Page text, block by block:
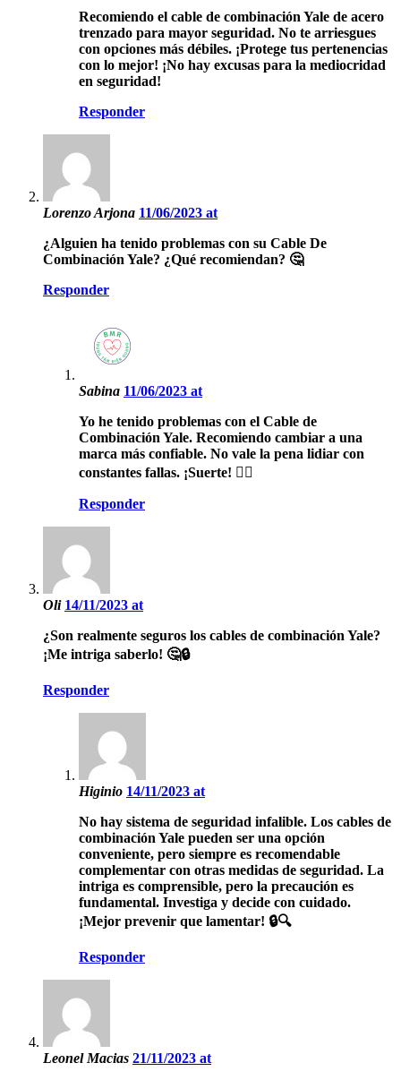
Recomiendo el cable de combinación Yale de acero
trenzado para mayor seguridad. No te arriesgues
con opciones más débiles. ¡Protege tus pertenencias
con lo mejor! ¡No hay excusas para la mediocridad
en seguridad!
Responder
Lorenzo Arjona 11/06/2023 at
¿Alguien ha tenido problemas con su Cable De
Combinación Yale? ¿Qué recomiendan? 🤔
Responder
Sabina 11/06/2023 at
Yo he tenido problemas con el Cable de
Combinación Yale. Recomiendo cambiar a una
marca más confiable. No vale la pena lidiar con
constantes fallas. ¡Suerte! 🤷‍♂️
Responder
Oli 14/11/2023 at
¿Son realmente seguros los cables de combinación Yale?
¡Me intriga saberlo! 🤔🔒
Responder
Higinio 14/11/2023 at
No hay sistema de seguridad infalible. Los cables de
combinación Yale pueden ser una opción
conveniente, pero siempre es recomendable
complementar con otras medidas de seguridad. La
intriga es comprensible, pero la precaución es
fundamental. Investiga y decide con cuidado.
¡Mejor prevenir que lamentar! 🔒🔍
Responder
Leonel Macias 21/11/2023 at